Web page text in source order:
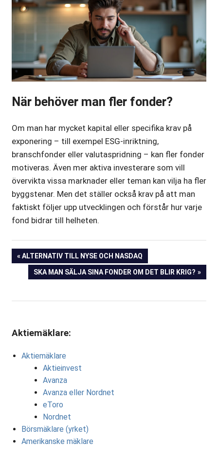
När behöver man fler fonder?
Om man har mycket kapital eller specifika krav på
exponering – till exempel ESG-inriktning,
branschfonder eller valutaspridning – kan fler fonder
motiveras. Även mer aktiva investerare som vill
övervikta vissa marknader eller teman kan vilja ha fler
byggstenar. Men det ställer också krav på att man
faktiskt följer upp utvecklingen och förstår hur varje
fond bidrar till helheten.
Inläggsnavigering
FÖREGÅENDE
INLÄGG:
ALTERNATIV TILL NYSE OCH NASDAQ
NÄSTA
SKA MAN SÄLJA SINA FONDER OM DET BLIR KRIG?
Aktiemäklare:
Aktiemäklare
Aktieinvest
Avanza
Avanza eller Nordnet
eToro
Nordnet
Börsmäklare (yrket)
Amerikanske mäklare